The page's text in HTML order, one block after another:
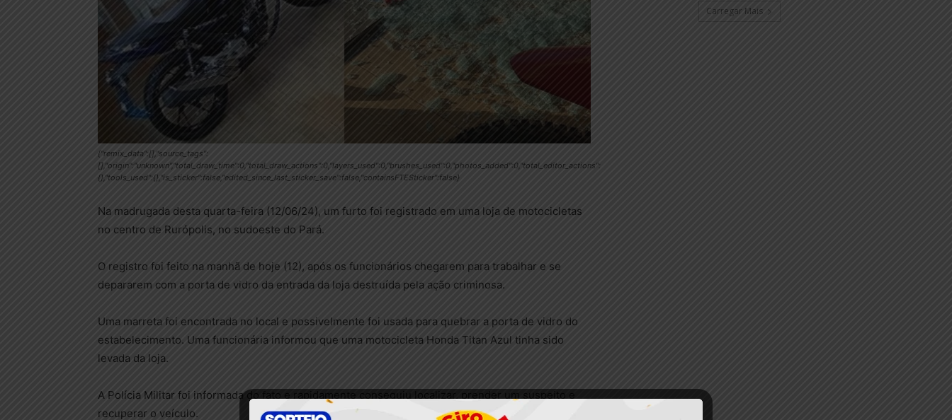
{"remix_data":[],"source_tags":
[],"origin":"unknown","total_draw_time":0,"total_draw_actions":0,"layers_used":0,"brushes_used":0,"photos_added":0,"total_editor_actions":
{},"tools_used":{},"is_sticker":false,"edited_since_last_sticker_save":false,"containsFTESticker":false}
Na madrugada desta quarta-feira (12/06/24), um furto foi registrado em uma loja de motocicletas
no centro de Rurópolis, no sudoeste do Pará.
O registro foi feito na manhã de hoje (12), após os funcionários chegarem para trabalhar e se
depararem com a porta de vidro da entrada da loja destruída pela ação criminosa.
Uma marreta foi encontrada no local e possivelmente foi usada para quebrar a porta de vidro do
estabelecimento. Uma funcionária informou que uma motocicleta Honda Titan Azul tinha sido
levada da loja.
A Polícia Militar foi informada do fato e rapidamente conseguiu localizar, prender um suspeito e
recuperar o veículo.
Carregar Mais